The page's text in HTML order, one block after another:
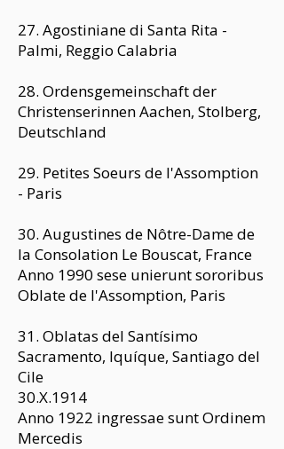
27. Agostiniane di Santa Rita -
Palmi, Reggio Calabria
28. Ordensgemeinschaft der
Christenserinnen Aachen, Stolberg,
Deutschland
29. Petites Soeurs de l'Assomption
- Paris
30. Augustines de Nôtre-Dame de
la Consolation Le Bouscat, France
Anno 1990 sese unierunt sororibus
Oblate de l'Assomption, Paris
31. Oblatas del Santísimo
Sacramento, Iquíque, Santiago del
Cile
30.X.1914
Anno 1922 ingressae sunt Ordinem
Mercedis